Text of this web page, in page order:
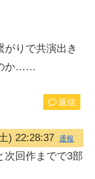
がりで共演出き
か……
返信
) 22:28:37 通報
次回作までで3部